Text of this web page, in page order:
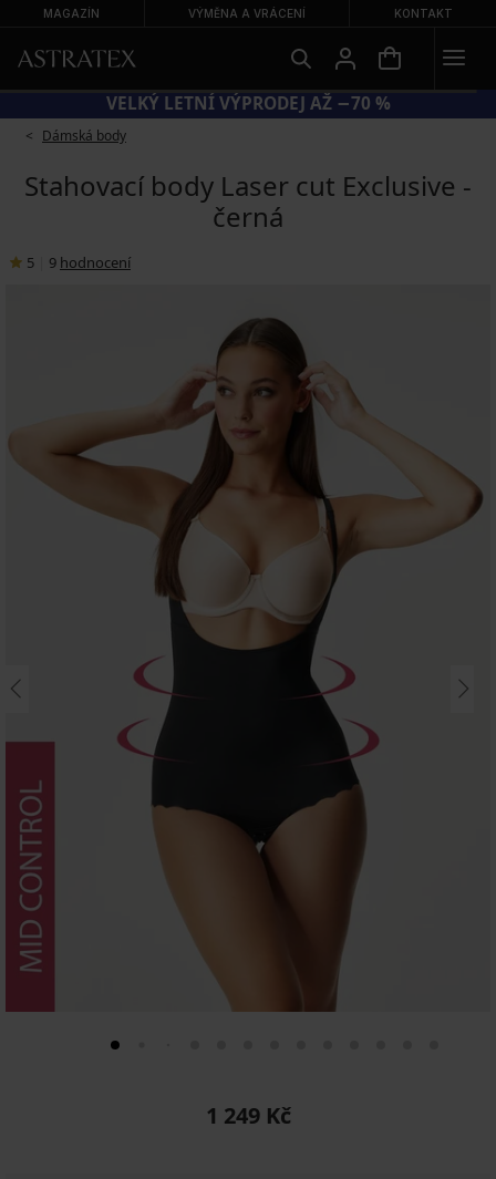
MAGAZÍN VÝMĚNA A VRÁCENÍ KONTAKT
KÓD BRA20 = PODPRSENKY −20 %
Dámská body
Stahovací body Laser cut Exclusive -
černá
5 9 hodnocení
1 249 Kč